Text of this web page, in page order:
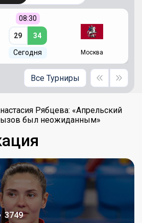
08:30
29 34
Сегодня Москва
Все Турниры
Рябцева: «Апрельский
был неожиданным»
3749